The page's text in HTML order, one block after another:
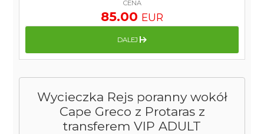
Wycieczka Rejs poranny wokół
Cape Greco z Protaras z
transferem VIP ADULT
CENA
85.00 EUR
DALEJ